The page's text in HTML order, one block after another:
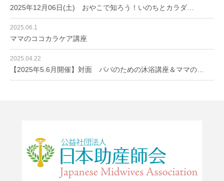
2025年12月06日(土) おやこで知ろう！いのちとカラダ…
2025.06.1
ママのココカラケア講座
2025.04.22
【2025年5.6月開催】対面 パパのための沐浴講座＆ママの…